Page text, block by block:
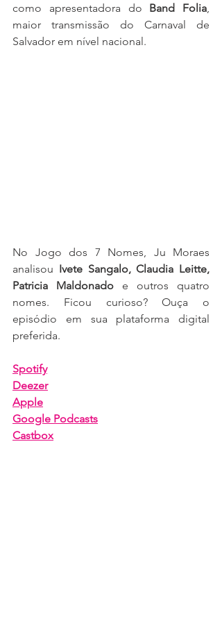
como apresentadora do Band Folia
maior transmissão do Carnaval de
Salvador em nível nacional.
No Jogo dos 7 Nomes, Ju Moraes
analisou Ivete Sangalo, Claudia Leitte,
Patricia Maldonado e outros quatro
nomes. Ficou curioso? Ouça o
episódio em sua plataforma digital
preferida.
Spotify
Deezer
Apple
Google Podcasts
Castbox